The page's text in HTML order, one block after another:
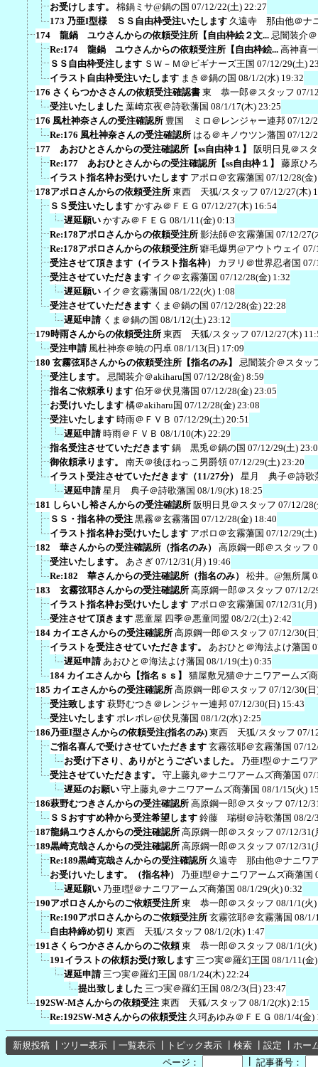
お受けします。
棉鍋ミサ@鍋の国 07/12/22(土) 22:27
173 乃亜I型様 ＳＳ自由枠受注いたします 久遠寺 那由他＠ナ
174 龍鍋 ユウさんからの依頼受注所【自由枠絵２文... 忌闇装介
Re:174 龍鍋 ユウさんからの依頼受注所【自由枠絵... 高神喜
ＳＳ自由枠受注します ＳＷ－Ｍ＠ビギナーズ王国 07/12/29(土)
イラスト自由枠受注いたします まき＠鍋の国 08/1/2(水) 19:32
176 さくらつかささんの依頼受注確認書 東 恭一郎＠スタッフ 07/
受注いたしました 葉崎京夜＠詩歌藩国 08/1/17(木) 23:25
176 風杜神奈さんの受注確認所 豊国 ミロ＠レンジャー連邦 07/12/
Re:176 風杜神奈さんの受注確認所 はる＠キノウツン藩国 07/12/
177 あおひとさんからの受注確認所【ss自由枠１】
阪明日見＠ス
Re:177 あおひとさんからの受注確認所【ss自由枠１】
藤原ひ
イラスト指名枠お受けいたします アポロ＠玄霧藩国 07/12/28(金
178アポロさんからの依頼受注所 東西 天狐/スタッフ 07/12/27(木)
ＳＳ受注いたします かすみ＠ＦＥＧ 07/12/27(木) 16:54
遅延願い かすみ＠ＦＥＧ 08/1/11(金) 0:13
Re:178アポロさんからの依頼受注所 影法師＠玄霧藩国 07/12/27(
Re:178アポロさんからの依頼受注所 癖毛爆男@アウトウェイ 07/
受注させて頂きます（イラスト指名枠）
カヲリ＠世界忍者国 07/
受注させていただきます イク＠玄霧藩国 07/12/28(金) 1:32
遅延願い イク＠玄霧藩国 08/1/22(火) 1:08
受注させていただきます くま＠鍋の国 07/12/28(金) 22:28
遅延申請 くま＠鍋の国 08/1/12(土) 23:12
179時雨さんからの依頼受注所 東西 天狐/スタッフ 07/12/27(木)
受注申請 風杜神奈＠暁の円卓 08/1/13(日) 17:09
180 玄霧弦耶さんからの依頼受注所【指名のみ】
忌闇装介＠スタッ
受注します。
忌闇装介＠akiharu国 07/12/28(金) 8:59
指名ご依頼承ります 伯牙＠伏見藩国 07/12/28(金) 23:05
お受けいたします 橘＠akiharu国 07/12/28(金) 23:08
受注いたします 時雨＠ＦＶＢ 07/12/29(土) 20:51
遅延申請 時雨＠ＦＶＢ 08/1/10(木) 22:29
指名受注させていただきます 鍋 黒兎＠鍋の国 07/12/29(土)
御依頼承ります。
南天＠後ほねっこ男爵領 07/12/29(土) 23:20
イラスト受注させていただきます（11/27分）
星月 典子＠詩歌
遅延申請 星月 典子＠詩歌藩国 08/1/9(水) 18:25
181 しらいし裕さんからの受注確認所 阪明日見＠スタッフ 07/12/
ＳＳ・指名枠の受注 黒霧＠玄霧藩国 07/12/28(金) 18:40
イラスト指名枠お受けいたします アポロ＠玄霧藩国 07/12/29(土
182 華さんからの受注確認所（指名のみ）
高原鋼一郎＠スタッフ
受注いたします。
あさぎ 07/12/31(月) 19:46
Re:182 華さんからの受注確認所（指名のみ）
松井。@無所属
183 玄霧弦耶さんからの受注確認所 高原鋼一郎＠スタッフ 07/12/
イラスト指名枠お受けいたします アポロ＠玄霧藩国 07/12/31(月
受注させて頂きます 悪童屋 四季＠悪童同盟 08/2/2(土) 2:42
184 カイエさんからの受注確認所 高原鋼一郎＠スタッフ 07/12/30(
イラストを受注させていただきます。
あおひと＠海法よけ藩国
遅延申請 あおひと＠海法よけ藩国 08/1/19(土) 0:35
184 カイエさんから【指名ｓｓ】
猫屋敷兄猫＠ナニワアームズ
185 カイエさんからの受注確認所 高原鋼一郎＠スタッフ 07/12/30(
受注致します 萩野むつき＠レンジャー連邦 07/12/30(日) 15:43
受注いたします ポレポレ@伏見藩国 08/1/2(水) 2:25
186乃亜I型さんからの依頼受注(指名のみ) 東西 天狐/スタッフ 07/
ご指名喜んで受けさせていただきます 玄霧弦耶＠玄霧藩国 07/
お受け下さり、ありがとうございました。
乃亜I型＠ナニワ
受注させていただきます。
守上藤丸＠ナニワアームズ商藩国 07/
遅延のお願い 守上藤丸＠ナニワアームズ商藩国 08/1/15(火)
186萩野むつきさんからの受注確認所 高原鋼一郎＠スタッフ 07/12/
ＳＳおすすめ枠から受注希望します 鈴藤 瑞樹＠詩歌藩国 08/2/
187龍鍋ユウさんからの受注確認所 高原鋼一郎＠スタッフ 07/12/31(
189黒崎克哉さんからの受注確認所 高原鋼一郎＠スタッフ 07/12/31(
Re:189黒崎克哉さんからの受注確認所 久遠寺 那由他＠ナニワ
お受けいたします。（指名枠）
乃亜I型＠ナニワアームズ商藩国
遅延願い 乃亜I型＠ナニワアームズ商藩国 08/1/29(火) 0:32
190アポロさんからのご依頼受注所 東 恭一郎＠スタッフ 08/1/1(火
Re:190アポロさんからのご依頼受注所 玄霧弦耶＠玄霧藩国 08/1/
自由枠締め切り 東西 天狐/スタッフ 08/1/2(水) 1:47
191さくらつかささんからのご依頼 東 恭一郎＠スタッフ 08/1/1(火
191イラストの依頼お受け致します 三つ実＠羅幻王国 08/1/11(金
遅延申請 三つ実＠羅幻王国 08/1/24(木) 22:24
提出致しました 三つ実＠羅幻王国 08/2/3(日) 23:47
192SW-Mさんからの依頼受注 東西 天狐/スタッフ 08/1/2(水) 2:15
Re:192SW-Mさんからの依頼受注 久珂あゆみ＠ＦＥＧ 08/1/4(金)
新規投稿 ツリー表示 一覧表示 トピック表示 検索 設定
ホー
ページ：
記事番号：